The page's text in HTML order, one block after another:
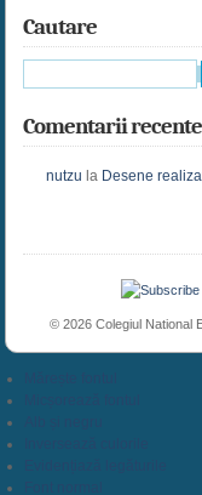
Cautare
Comentarii recente
nutzu la Desene
© 2026 Colegiul National